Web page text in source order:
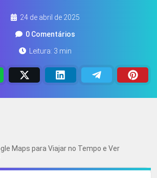
24 de abril de 2025
0 Comentários
Leitura: 3 min
Maps para Viajar no Tempo e Ver